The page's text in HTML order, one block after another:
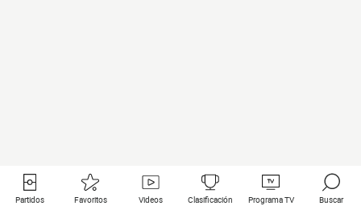
Partidos Favoritos Videos Clasificación Programa TV Buscar